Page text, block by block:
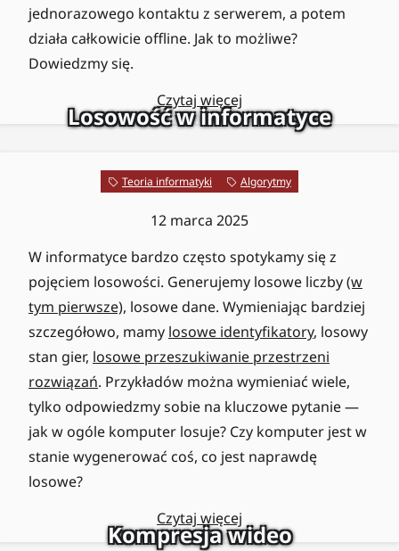
jednorazowego kontaktu z serwerem, a potem
działa całkowicie offline. Jak to możliwe?
Dowiedzmy się.
Czytaj więcej
Losowość w informatyce
Teoria informatyki Algorytmy
12 marca 2025
W informatyce bardzo często spotykamy się z
pojęciem losowości. Generujemy losowe liczby(w
tym pierwsze), losowe dane. Wymieniając bardziej
szczegółowo, mamy losowe identyfikatory, losowy
stan gier, losowe przeszukiwanie przestrzeni
rozwiązań. Przykładów można wymieniać wiele,
tylko odpowiedzmy sobie na kluczowe pytanie —
jak w ogóle komputer losuje? Czy komputer jest w
stanie wygenerować coś, co jest naprawdę
losowe?
Czytaj więcej
Kompresja wideo